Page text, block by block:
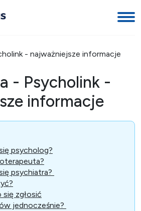
- najważniejsze informacje
- Psycholink -
informacje
psycholog?
psychiatra?
się zgłosić
jednocześnie?